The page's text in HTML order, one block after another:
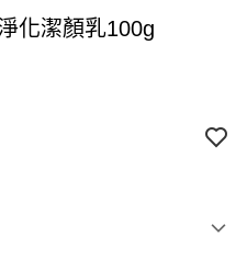
化潔顏乳100g